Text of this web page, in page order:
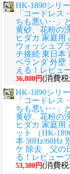
HK-1890シリ
「コードレス
ちも悪い‥」
黄砂、花粉の
ヒダカ 家庭用
ウォッシュブ
チ接続 東日本
ベランダ 外壁
える！レビュ
36,800円(消費税
HK-1890シリ
「コードレス
ちも悪い‥」
黄砂、花粉の
ヒダカ 家庭用
ット （HK-
本 50Hz/60Hz
ケ 除去 父の
る！レビュー
53,300円(消費税